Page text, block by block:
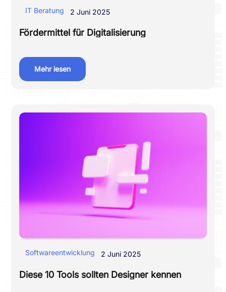
IT Beratung 2 Juni 2025
Fördermittel für Digitalisierung
Mehr lesen
Softwareentwicklung 2 Juni 2025
Diese 10 Tools sollten Designer kennen